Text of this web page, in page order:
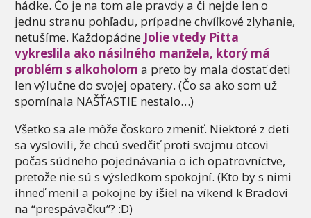
hádke. Čo je na tom ale pravdy a či nejde len o
jednu stranu pohľadu, prípadne chvíľkové zlyhanie,
netušíme. Každopádne Jolie vtedy Pitta
vykreslila ako násilného manžela, ktorý má
problém s alkoholom a preto by mala dostať deti
len výlučne do svojej opatery. (Čo sa ako som už
spomínala NAŠŤASTIE nestalo…)
Všetko sa ale môže čoskoro zmeniť. Niektoré z deti
sa vyslovili, že chcú svedčiť proti svojmu otcovi
počas súdneho pojednávania o ich opatrovníctve,
pretože nie sú s výsledkom spokojní. (Kto by s nimi
ihneď menil a pokojne by išiel na víkend k Bradovi
na “prespávačku”? :D)